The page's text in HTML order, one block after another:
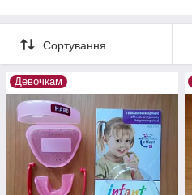
Сортування
Девочкам